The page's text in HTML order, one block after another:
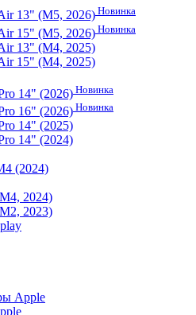
13" (M5, 2026)Новинка
15" (M5, 2026)Новинка
13" (M4, 2025)
15" (M4, 2025)
14" (2026) Новинка
16" (2026) Новинка
14" (2025)
14" (2024)
(2024)
2024)
2023)
Apple